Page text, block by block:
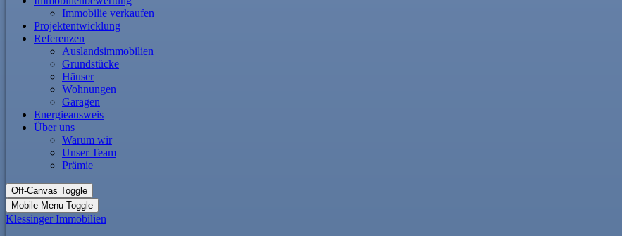
Immobilie verkaufen
Projektentwicklung
Referenzen
Auslandsimmobilien
Grundstücke
Häuser
Wohnungen
Garagen
Energieausweis
Über uns
Warum wir
Unser Team
Prämie
Off-Canvas Toggle
Mobile Menu Toggle
Klessinger Immobilien